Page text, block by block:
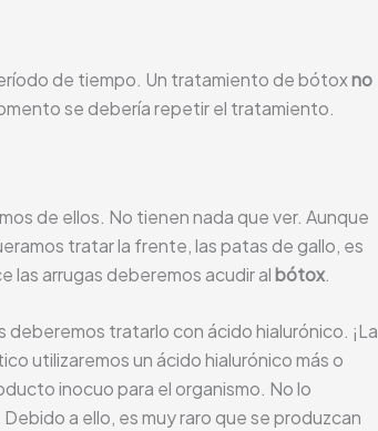
de tiempo. Un tratamiento de bótoxno
se debería repetir el tratamiento.
de ellos. No tienen nada que ver. Aunque
tratar la frente, las patas de gallo, es
las arrugas deberemos acudir albótox.
tratarlo con ácido hialurónico. ¡La
utilizaremos un ácido hialurónico más o
inocuo para el organismo. No lo
a ello, es muy raro que se produzcan